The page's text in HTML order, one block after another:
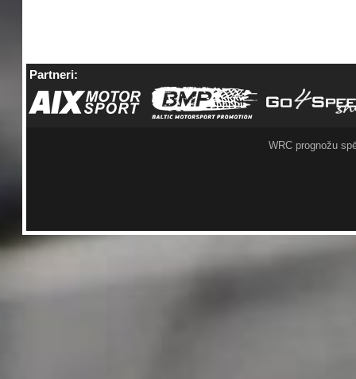
Partneri:
WRC prognožu